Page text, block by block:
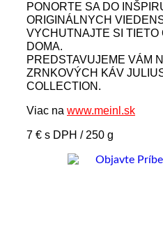
PONORTE SA DO
ORIGINÁLNYCH
VYCHUTNAJTE SI TIETO
DOMA.
PREDSTAVUJEME VÁM
ZRNKOVÝCH KÁV
COLLECTION.
Viac na www.meinl.sk
7 € s DPH / 250 g